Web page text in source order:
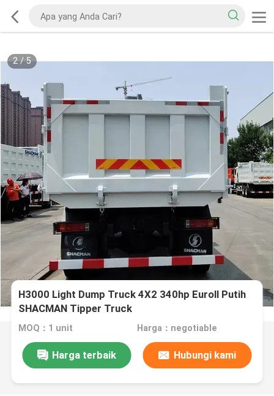
2/5
H3000 Light Dump Truck 4X2 340hp Euroll Putih
SHACMAN Tipper Truck
MOQ：1 unit Harga：negotiable
Harga terbaik Hubungi kami